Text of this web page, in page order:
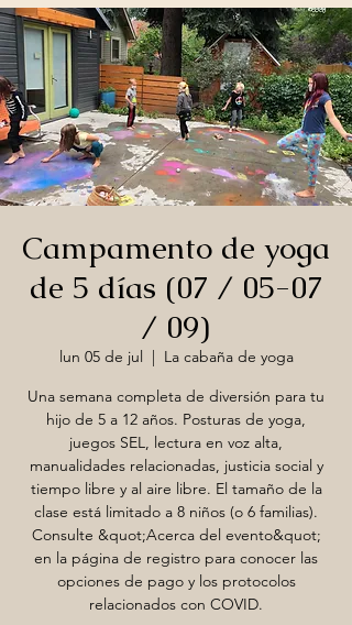
Campamento de yoga
de 5 días (07 / 05-07
/ 09)
lun 05 de jul
  |
La cabaña de yoga
Una semana completa de diversión para tu
hijo de 5 a 12 años. Posturas de yoga,
juegos SEL, lectura en voz alta,
manualidades relacionadas, justicia social y
tiempo libre y al aire libre. El tamaño de la
clase está limitado a 8 niños (o 6 familias).
Consulte &quot;Acerca del evento&quot;
en la página de registro para conocer las
opciones de pago y los protocolos
relacionados con COVID.